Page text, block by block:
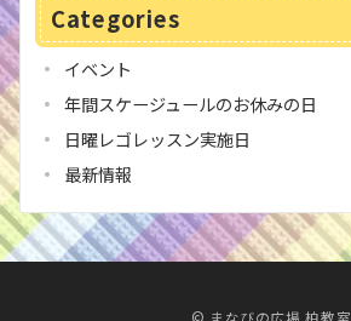
Categories
イベント
年間スケージュールのお休みの日
日曜レゴレッスン実施日
最新情報